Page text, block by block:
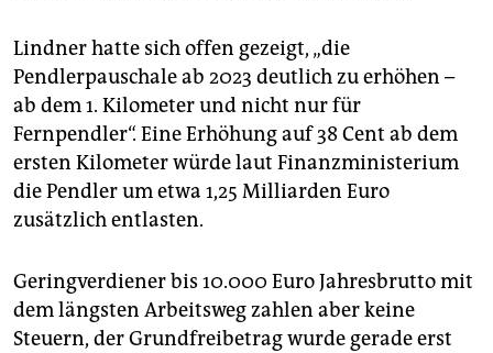
Lindner hatte sich offen gezeigt, „die
Pendlerpauschale ab 2023 deutlich zu erhöhen –
ab dem 1. Kilometer und nicht nur für
Fernpendler“. Eine Erhöhung auf 38 Cent ab dem
ersten Kilometer würde laut Finanzministerium
die Pendler um etwa 1,25 Milliarden Euro
zusätzlich entlasten.
Geringverdiener bis 10.000 Euro Jahresbrutto mit
dem längsten Arbeitsweg zahlen aber keine
Steuern, der Grundfreibetrag wurde gerade erst